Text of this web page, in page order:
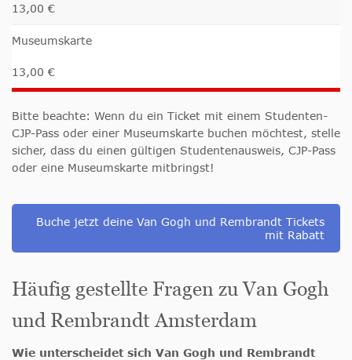
13,00 €
Museumskarte
13,00 €
Bitte beachte: Wenn du ein Ticket mit einem Studenten-
CJP-Pass oder einer Museumskarte buchen möchtest, stelle
sicher, dass du einen gültigen Studentenausweis, CJP-Pass
oder eine Museumskarte mitbringst!
Buche jetzt deine Van Gogh und Rembrandt Tickets
mit Rabatt
Häufig gestellte Fragen zu Van Gogh
und Rembrandt Amsterdam
Wie unterscheidet sich Van Gogh und Rembrandt